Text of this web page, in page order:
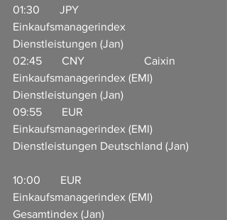
01:30       JPY
Einkaufsmanagerindex
Dienstleistungen (Jan)
02:45       CNY                     Caixin
Einkaufsmanagerindex (EMI)
Dienstleistungen (Jan)
09:55       EUR
Einkaufsmanagerindex (EMI)
Dienstleistungen Deutschland (Jan)
10:00       EUR
Einkaufsmanagerindex (EMI)
Gesamtindex (Jan)